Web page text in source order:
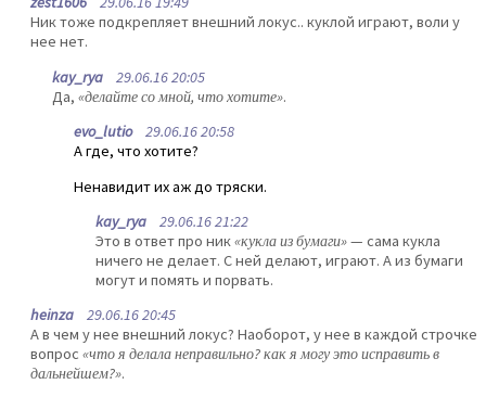
Ник тоже подкрепляет внешний локус.. куклой играют, воли у
нее нет.
kay_rya 29.06.16 20:05
Да, «делайте со мной, что хотите».
evo_lutio29.06.16 20:58
А где, что хотите?
Ненавидит их аж до тряски.
kay_rya 29.06.16 21:22
Это в ответ про ник«кукла из бумаги»— сама кукла
ничего не делает. С ней делают, играют. А из бумаги
могут и помять и порвать.
heinza 29.06.16 20:45
А в чем у нее внешний локус? Наоборот, у нее в каждой строчке
вопрос «что я делала неправильно? как я могу это исправить в
дальнейшем?».